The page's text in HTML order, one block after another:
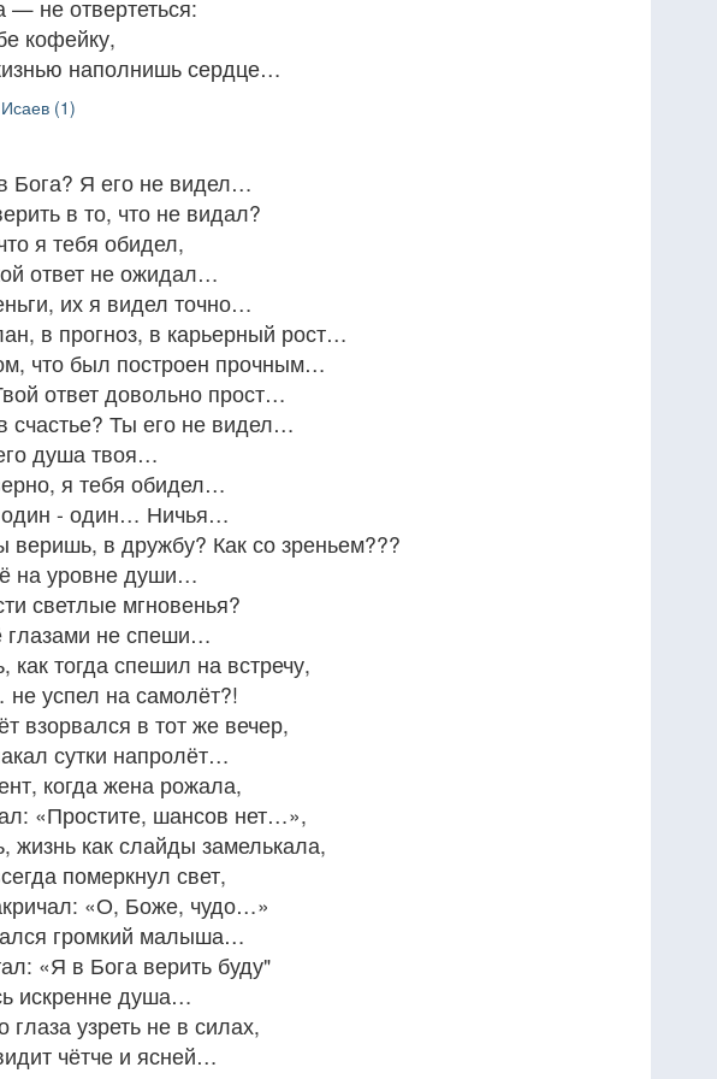
— не отвертеться:
кофейку,
наполнишь сердце…
(1)
Бога? Я его не видел…
в то, что не видал?
я тебя обидел,
ответ не ожидал…
их я видел точно…
в прогноз, в карьерный рост…
что был построен прочным…
ответ довольно прост…
счастье? Ты его не видел…
душа твоя…
я тебя обидел…
один - один… Ничья…
веришь, в дружбу? Как со зреньем???
на уровне души…
светлые мгновенья?
глазами не спеши…
тогда спешил на встречу,
успел на самолёт?!
взорвался в тот же вечер,
сутки напролёт…
когда жена рожала,
«Простите, шансов нет…»,
жизнь как слайды замелькала,
померкнул свет,
«О, Боже, чудо…»
громкий малыша…
«Я в Бога верить буду"
искренне душа…
глаза узреть не в силах,
чётче и ясней…